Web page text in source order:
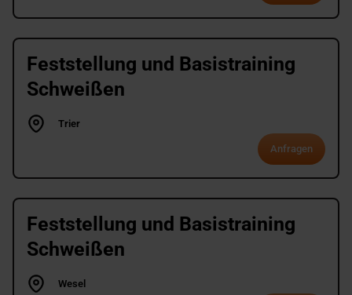
Feststellung und Basistraining
Schweißen
Trier
Anfragen
Feststellung und Basistraining
Schweißen
Wesel